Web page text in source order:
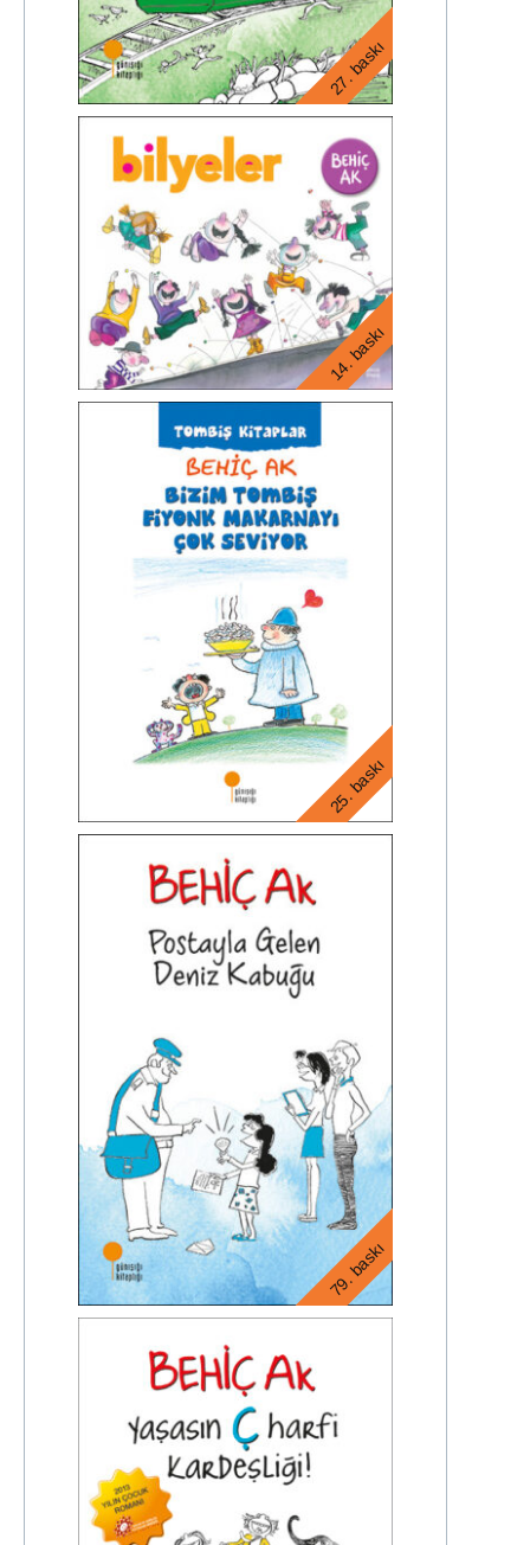
27. baskı
14. baskı
25. baskı
79. baskı